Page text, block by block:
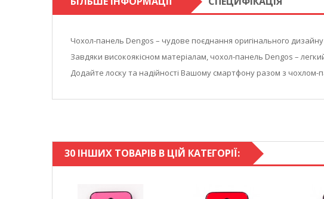
Чохол-панель Dengos – чудове поєднання оригінального
Завдяки високоякісном матеріалам, чохол-панель Dengos –
Додайте лоску та надійності Вашому смартфону разом з чохлом-
30 ІНШИХ ТОВАРІВ В ЦІЙ КАТЕГОРІЇ: